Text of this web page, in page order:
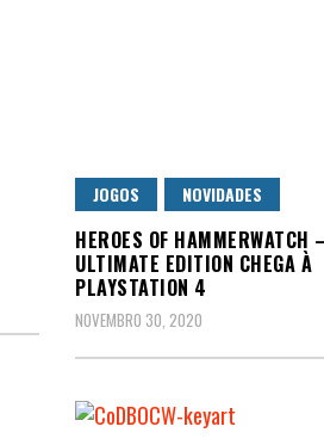
JOGOS NOVIDADES
HEROES OF HAMMERWATCH
ULTIMATE EDITION CHEGA À
PLAYSTATION 4
NOVEMBRO 30, 2020